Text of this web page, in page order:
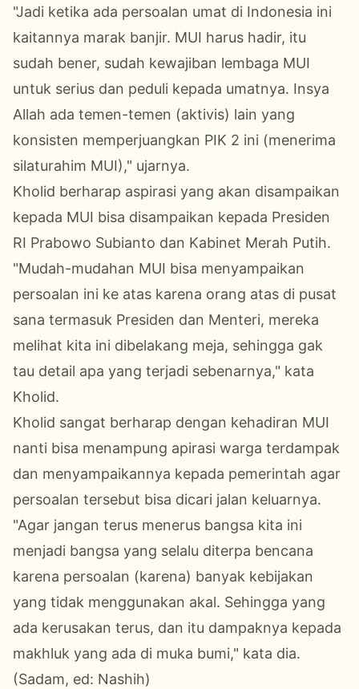
"Jadi ketika ada persoalan umat di Indonesia ini
kaitannya marak banjir. MUI harus hadir, itu
sudah bener, sudah kewajiban lembaga MUI
untuk serius dan peduli kepada umatnya. Insya
Allah ada temen-temen (aktivis) lain yang
konsisten memperjuangkan PIK 2 ini (menerima
silaturahim MUI)," ujarnya.
Kholid berharap aspirasi yang akan disampaikan
kepada MUI bisa disampaikan kepada Presiden
RI Prabowo Subianto dan Kabinet Merah Putih.
"Mudah-mudahan MUI bisa menyampaikan
persoalan ini ke atas karena orang atas di pusat
sana termasuk Presiden dan Menteri, mereka
melihat kita ini dibelakang meja, sehingga gak
tau detail apa yang terjadi sebenarnya," kata
Kholid.
Kholid sangat berharap dengan kehadiran MUI
nanti bisa menampung apirasi warga terdampak
dan menyampaikannya kepada pemerintah agar
persoalan tersebut bisa dicari jalan keluarnya.
"Agar jangan terus menerus bangsa kita ini
menjadi bangsa yang selalu diterpa bencana
karena persoalan (karena) banyak kebijakan
yang tidak menggunakan akal. Sehingga yang
ada kerusakan terus, dan itu dampaknya kepada
makhluk yang ada di muka bumi," kata dia.
(Sadam, ed: Nashih)